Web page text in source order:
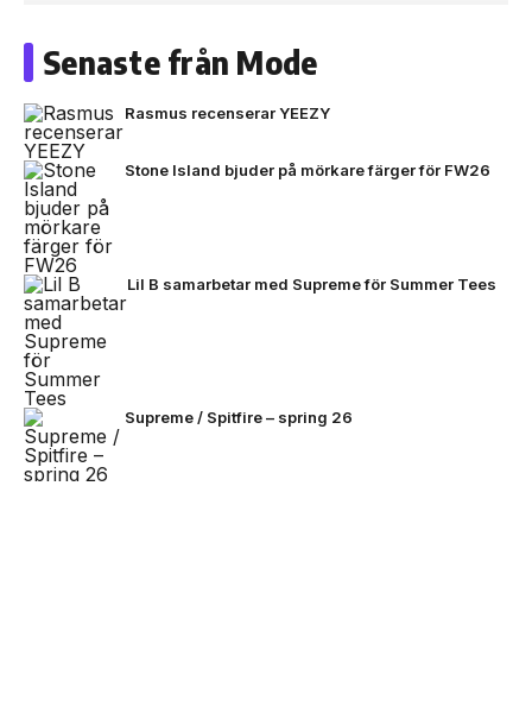
Senaste från Mode
Rasmus recenserar YEEZY
Stone Island bjuder på mörkare färger för FW26
Lil B samarbetar med Supreme för Summer Tees
Supreme / Spitfire – spring 26